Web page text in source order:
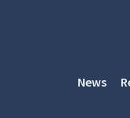
News